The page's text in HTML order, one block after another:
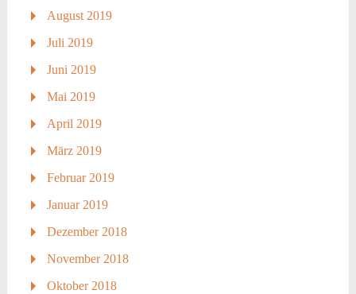
August 2019
Juli 2019
Juni 2019
Mai 2019
April 2019
März 2019
Februar 2019
Januar 2019
Dezember 2018
November 2018
Oktober 2018